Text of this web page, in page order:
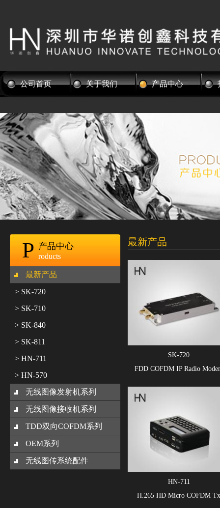
公司首页 关于我们 产品中心
P 产品中心
roducts
最新产品
> SK-720
> SK-710
> SK-840
> SK-811
> HN-711
> HN-570
无线图像发射机系列
无线图像接收机系列
TDD双向COFDM系列
OEM系列
无线图传系统配件
最新产品
SK-720
FDD COFDM IP Radio
HN-711
H.265 HD Micro COFDM Tx